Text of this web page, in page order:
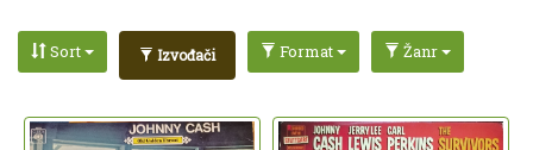
Sort Izvođači Format Žanr